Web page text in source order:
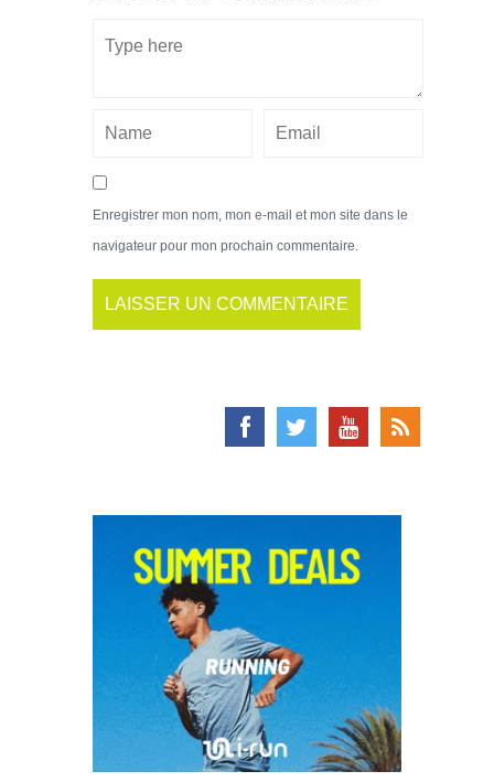
Enregistrer mon nom, mon e-mail et mon site dans le
navigateur pour mon prochain commentaire.